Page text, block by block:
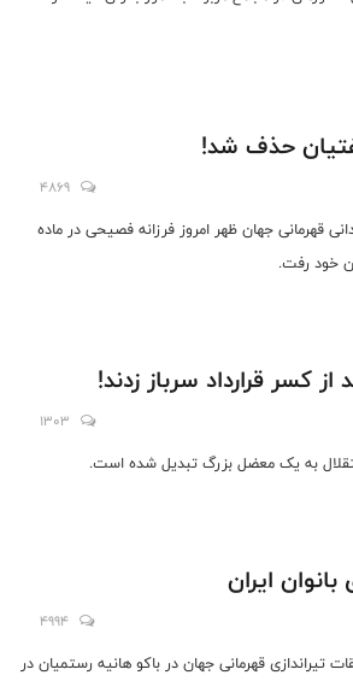
حذف شد!
4869
قهرمانی جهان ظهر امروز فرزانه فصیحی در ماده
کسر قرارداد سرباز زدند!
1303
به یک معضل بزرگ تبدیل شده است.
ایران
4994
تیراندازی قهرمانی جهان در باکو هانیه رستمیان در